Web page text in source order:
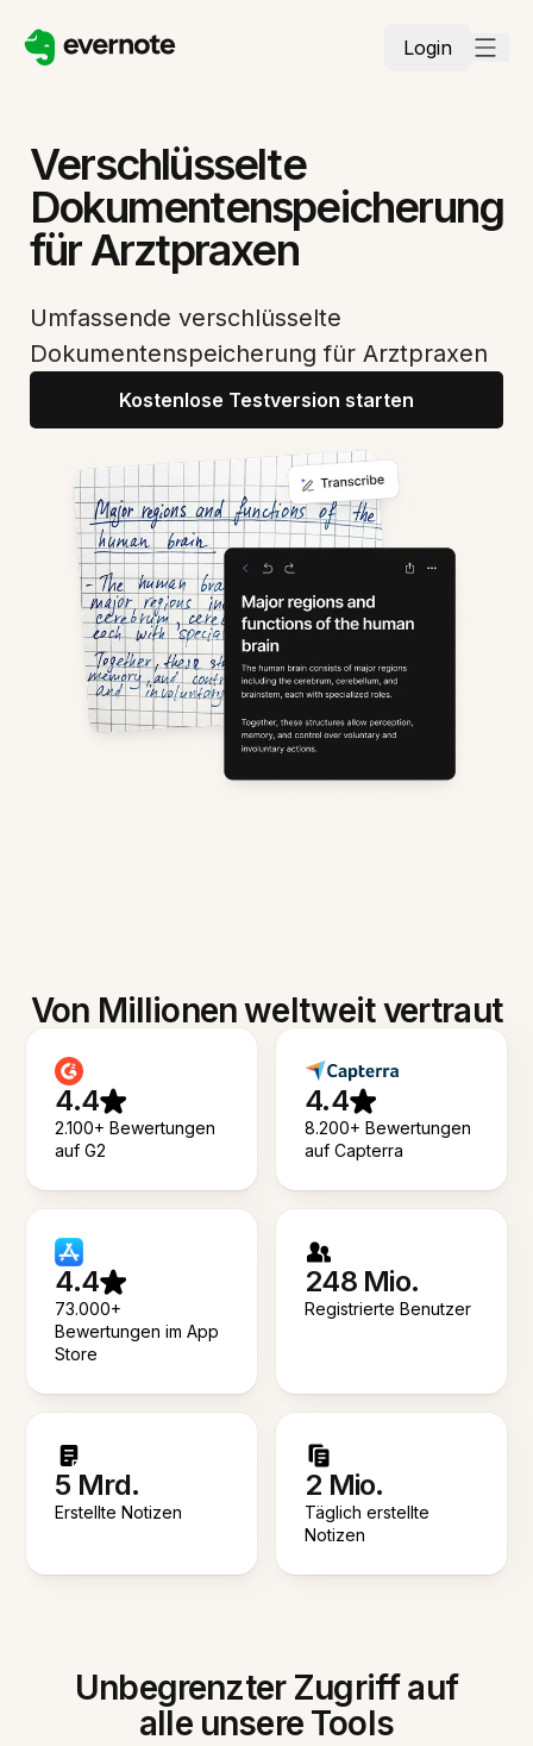
Login
Verschlüsselte
Dokumentenspeicherung
für Arztpraxen
Umfassende verschlüsselte
Dokumentenspeicherung für Arztpraxen
Kostenlose Testversion starten
Von Millionen weltweit vertraut
4.4
2.100+ Bewertungen
auf G2
4.4
8.200+ Bewertungen
auf Capterra
4.4
73.000+
Bewertungen im App
Store
248 Mio.
Registrierte Benutzer
5 Mrd.
Erstellte Notizen
2 Mio.
Täglich erstellte
Notizen
Unbegrenzter Zugriff auf
alle unsere Tools